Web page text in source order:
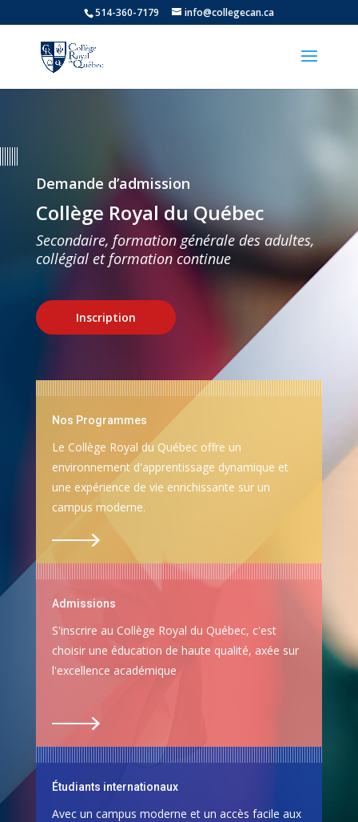
514-360-7179 info@collegecan.ca
Demande d’admission
Collège Royal du Québec
Secondaire, formation générale des adultes,
collégial et formation continue
Inscription
Nos Programmes
Le Collège Royal du Québec offre un
environnement d'apprentissage dynamique et
une expérience de vie enrichissante sur un
campus moderne.
Admissions
S'inscrire au Collège Royal du Québec, c'est
choisir une éducation de haute qualité, axée sur
l'excellence académique
Étudiants internationaux
Avec un campus moderne et un accès facile aux